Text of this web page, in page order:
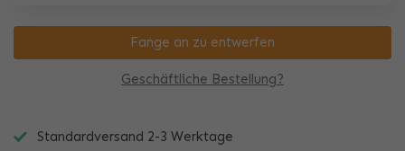
Geschäftliche Bestellung?
Fange an zu entwerfen
Standardversand 2-3 Werktage